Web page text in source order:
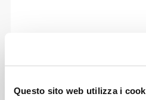
Questo sito web utilizza i